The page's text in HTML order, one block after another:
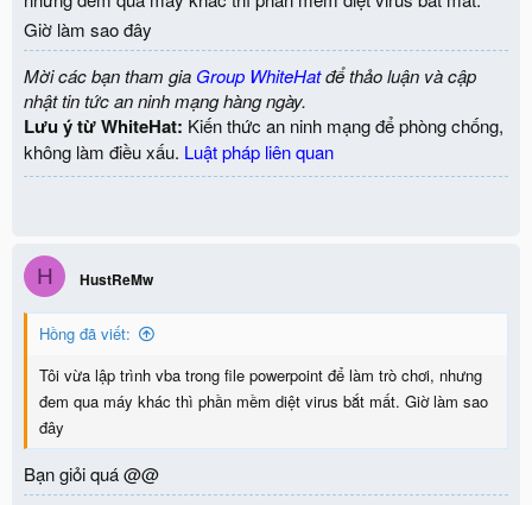
Giờ làm sao đây
Mời các bạn tham gia Group WhiteHatđể thảo luận và cập
nhật tin tức an ninh mạng hàng ngày.
Lưu ý từ WhiteHat: Kiến thức an ninh mạng để phòng chống,
không làm điều xấu. Luật pháp liên quan
H HustReMw
Hồng đã viết:
Tôi vừa lập trình vba trong file powerpoint để làm trò chơi, nhưng
đem qua máy khác thì phần mềm diệt virus bắt mất. Giờ làm sao
đây
Bạn giỏi quá @@